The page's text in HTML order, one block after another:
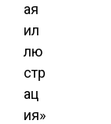
ая
ил
лю
стр
ац
ия»